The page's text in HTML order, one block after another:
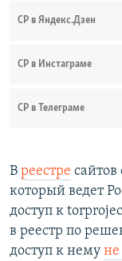
СР в Яндекс.Дзен
CР в Инстаграме
СР в Телеграме
В реестре
который ведет
доступ к
в реестр по
доступ к нему не